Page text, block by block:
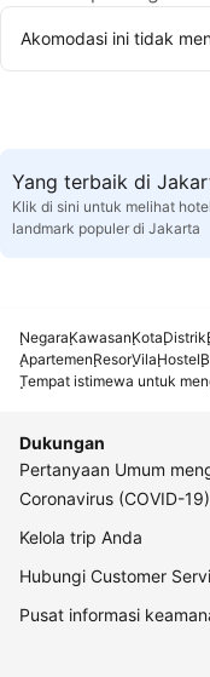
Akomodasi ini tidak
Yang terbaik di
Klik di sini untuk melihat
landmark populer di Jakarta
NegaraKawasanKotaDistrik
ApartemenResorVilaHostel
Tempat istimewa untuk
Dukungan
Pertanyaan Umum
Coronavirus (COVID-19)
Kelola trip Anda
Hubungi Customer
Pusat informasi